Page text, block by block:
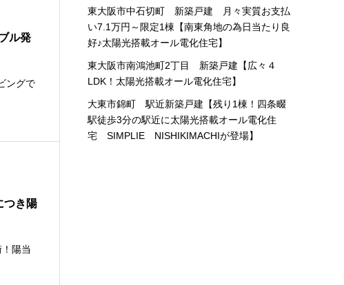
ル発
ングで
つき陽
陽当
東大阪市中石切町 新築戸建 月々実質お支払
い7.1万円～限定1棟【南東角地の為日当たり良
好♪太陽光搭載オール電化住宅】
東大阪市南鴻池町2丁目 新築戸建【広々４
LDK！太陽光搭載オール電化住宅】
大東市錦町 駅近新築戸建【残り1棟！四条畷
駅徒歩3分の駅近に太陽光搭載オール電化住
宅 SIMPLIE NISHIKIMACHIが登場】